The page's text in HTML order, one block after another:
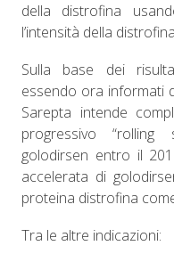
della distrofina
l’intensità della
Sulla base dei
essendo ora informati
Sarepta intende
progressivo
golodirsen entro il
accelerata di
proteina distrofina
Tra le altre indicazioni: